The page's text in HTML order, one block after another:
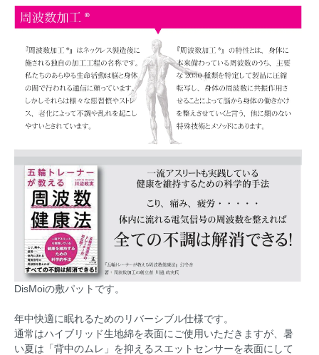
DisMoiの敷パットです。
年中快適に眠れるためのリバーシブル仕様です。
通常はハイブリッド生地綿を表面にご使用いただきますが、暑
い夏は「背中のムレ」を抑えるスエットセンサーを表面にして